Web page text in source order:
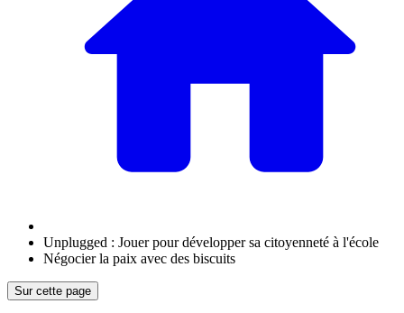
Unplugged : Jouer pour développer sa citoyenneté à l'école
Négocier la paix avec des biscuits
Sur cette page